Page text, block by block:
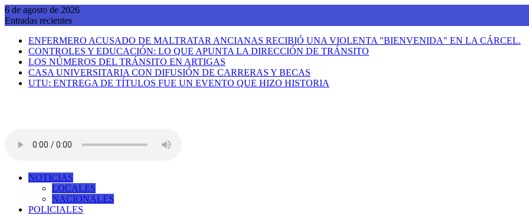
Saltar
al
6 de agosto de 2026
Entradas recientes
ENFERMERO ACUSADO DE MALTRATAR ANCIANAS RECIBIÓ UNA VIOLENTA "BIENVENIDA" EN LA CÁRCEL.
CONTROLES Y EDUCACIÓN: LO QUE APUNTA LA DIRECCIÓN DE TRÁNSITO
LOS NÚMEROS DEL TRÁNSITO EN ARTIGAS
CASA UNIVERSITARIA CON DIFUSIÓN DE CARRERAS Y BECAS
UTU: ENTREGA DE TÍTULOS FUE UN EVENTO QUE HIZO HISTORIA
NOTICIAS
LOCALES
NACIONALES
POLICIALES